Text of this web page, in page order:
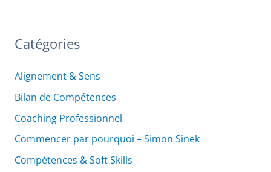
Catégories
Alignement & Sens
Bilan de Compétences
Coaching Professionnel
Commencer par pourquoi – Simon Sinek
Compétences & Soft Skills